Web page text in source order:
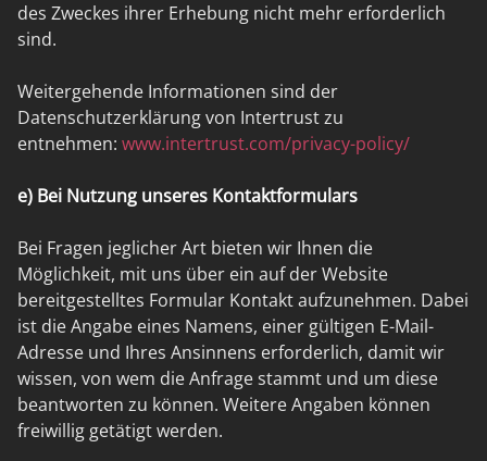
des Zweckes ihrer Erhebung nicht mehr erforderlich
sind.
Weitergehende Informationen sind der
Datenschutzerklärung von Intertrust zu
entnehmen: www.intertrust.com/privacy-policy/
e) Bei Nutzung unseres Kontaktformulars
Bei Fragen jeglicher Art bieten wir Ihnen die
Möglichkeit, mit uns über ein auf der Website
bereitgestelltes Formular Kontakt aufzunehmen. Dabei
ist die Angabe eines Namens, einer gültigen E-Mail-
Adresse und Ihres Ansinnens erforderlich, damit wir
wissen, von wem die Anfrage stammt und um diese
beantworten zu können. Weitere Angaben können
freiwillig getätigt werden.